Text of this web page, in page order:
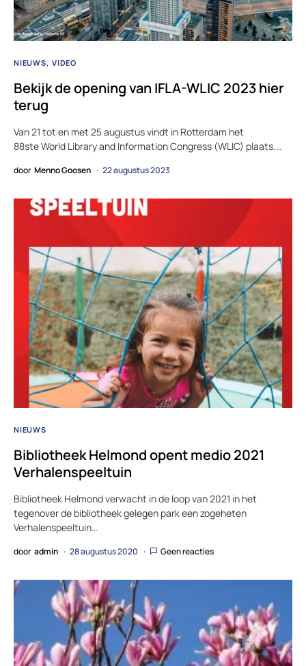
NIEUWS VIDEO
Bekijk de opening van IFLA-WLIC 2023 hier
terug
Van 21 tot en met 25 augustus vindt in Rotterdam het
88ste World Library and Information Congress (WLIC) plaats.…
door Menno Goosen 22 augustus 2023
NIEUWS
Bibliotheek Helmond opent medio 2021
Verhalenspeeltuin
Bibliotheek Helmond verwacht in de loop van 2021 in het
tegenover de bibliotheek gelegen park een zogeheten
Verhalenspeeltuin…
door admin 28 augustus 2020 Geen reacties